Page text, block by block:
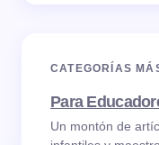
CATEGORÍAS
Para
Un montón de